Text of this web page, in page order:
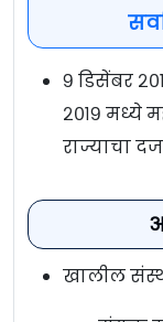
९ डिसेंबर
२०१९ मध्ये
राज्याचा
खालील